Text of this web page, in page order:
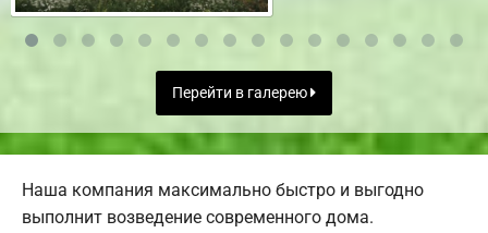
Перейти в галерею
Наша компания максимально быстро и выгодно
выполнит возведение современного дома.